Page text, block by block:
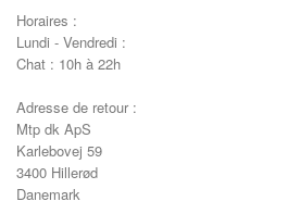
Horaires :
Lundi - Vendredi :
Chat : 10h à 22h
Adresse de retour :
Mtp dk ApS
Karlebovej 59
3400 Hillerød
Danemark